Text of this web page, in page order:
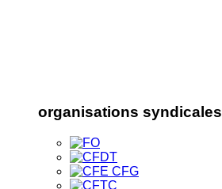
organisations syndicales